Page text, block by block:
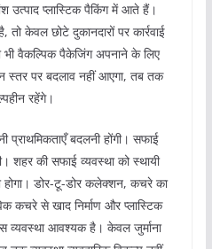
उत्पाद प्लास्टिक पैकिंग में आते हैं।
तो केवल छोटे दुकानदारों पर कार्रवाई
भी वैकल्पिक पैकेजिंग अपनाने के लिए
स्तर पर बदलाव नहीं आएगा, तब तक
रहेंगे।
बदलनी होंगी। सफाई
शहर की सफाई व्यवस्था को स्थायी
डोर-टू-डोर कलेक्शन, कचरे का
कचरे से खाद निर्माण और प्लास्टिक
व्यवस्था आवश्यक है। केवल जुर्माना